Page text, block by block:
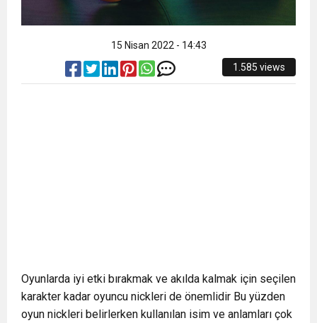
15 Nisan 2022 - 14:43
1.585 views
Oyunlarda iyi etki bırakmak ve akılda kalmak için seçilen
karakter kadar oyuncu nickleri de önemlidir Bu yüzden
oyun nickleri belirlerken kullanılan isim ve anlamları çok